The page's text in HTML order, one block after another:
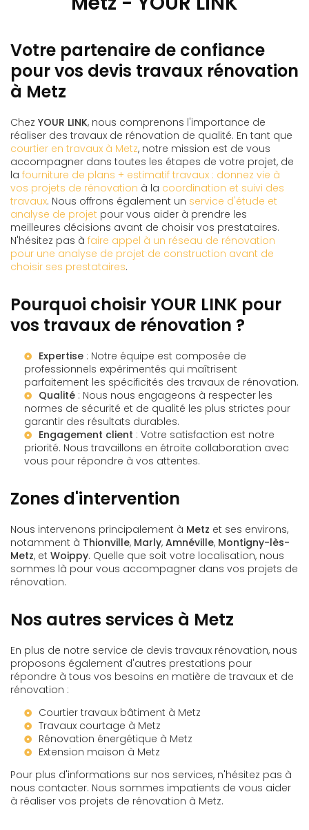
Votre partenaire de confiance
pour vos devis travaux rénovation
à Metz
Chez YOUR LINK, nous comprenons l'importance de
réaliser des travaux de rénovation de qualité. En tant que
courtier en travaux à Metz, notre mission est de vous
accompagner dans toutes les étapes de votre projet, de
la fourniture de plans + estimatif travaux : donnez vie à
vos projets de rénovation à la coordination et suivi des
travaux. Nous offrons également un service d'étude et
analyse de projet pour vous aider à prendre les
meilleures décisions avant de choisir vos prestataires.
N'hésitez pas à faire appel à un réseau de rénovation
pour une analyse de projet de construction avant de
choisir ses prestataires.
Pourquoi choisir YOUR LINK pour
vos travaux de rénovation ?
Expertise : Notre équipe est composée de
professionnels expérimentés qui maîtrisent
parfaitement les spécificités des travaux de rénovation.
Qualité : Nous nous engageons à respecter les
normes de sécurité et de qualité les plus strictes pour
garantir des résultats durables.
Engagement client : Votre satisfaction est notre
priorité. Nous travaillons en étroite collaboration avec
vous pour répondre à vos attentes.
Zones d'intervention
Nous intervenons principalement à Metz et ses environs,
notamment à Thionville, Marly, Amnéville, Montigny-lès-
Metz, et Woippy. Quelle que soit votre localisation, nous
sommes là pour vous accompagner dans vos projets de
rénovation.
Nos autres services à Metz
En plus de notre service de devis travaux rénovation, nous
proposons également d'autres prestations pour
répondre à tous vos besoins en matière de travaux et de
rénovation :
Courtier travaux bâtiment à Metz
Travaux courtage à Metz
Rénovation énergétique à Metz
Extension maison à Metz
Pour plus d'informations sur nos services, n'hésitez pas à
nous contacter. Nous sommes impatients de vous aider
à réaliser vos projets de rénovation à Metz.